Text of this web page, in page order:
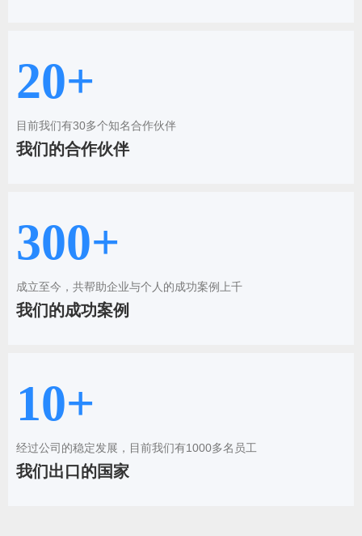
20+
目前我们有30多个知名合作伙伴
我们的合作伙伴
300+
成立至今，共帮助企业与个人的成功案例上千
我们的成功案例
10+
经过公司的稳定发展，目前我们有1000多名员工
我们出口的国家